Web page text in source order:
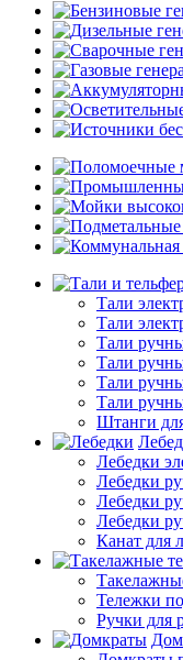
Тали
Тали
Тали
Тали
Тали
Тали
Штанги
Лебедки
Лебедки
Лебедки
Лебедки
Канат для
Тележки
Ручки для